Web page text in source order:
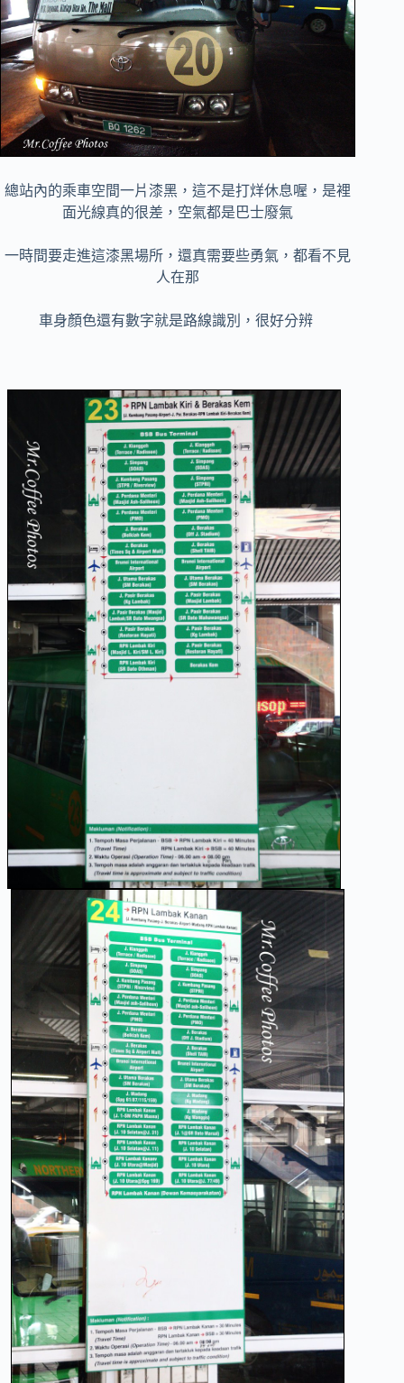
總站內的乘車空間一片漆黑，這不是打烊休息喔，是裡
面光線真的很差，空氣都是巴士廢氣
一時間要走進這漆黑場所，還真需要些勇氣，都看不見
人在那
車身顏色還有數字就是路線識別，很好分辨